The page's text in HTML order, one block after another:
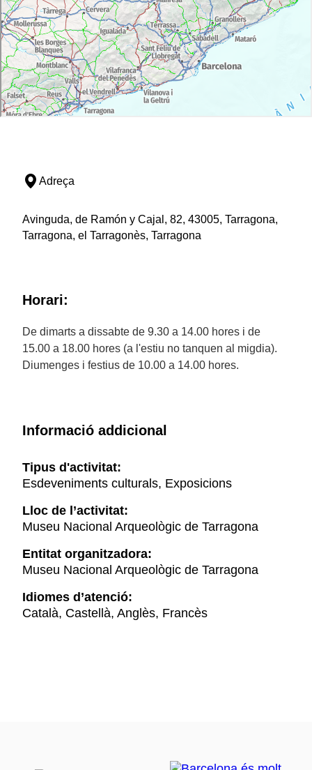
Adreça
Avinguda, de Ramón y Cajal, 82, 43005, Tarragona,
Tarragona, el Tarragonès, Tarragona
Horari:
De dimarts a dissabte de 9.30 a 14.00 hores i de
15.00 a 18.00 hores (a l'estiu no tanquen al migdia).
Diumenges i festius de 10.00 a 14.00 hores.
Informació addicional
Tipus d'activitat:
Esdeveniments culturals, Exposicions
Lloc de l’activitat:
Museu Nacional Arqueològic de Tarragona
Entitat organitzadora:
Museu Nacional Arqueològic de Tarragona
Idiomes d’atenció:
Català, Castellà, Anglès, Francès